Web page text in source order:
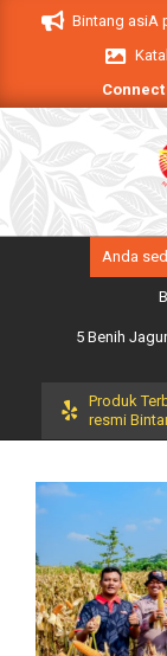
Bintang asiA
Primary
Anda
5 Benih
Produk
resmi